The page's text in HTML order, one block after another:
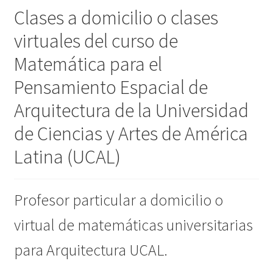
Clases a domicilio o clases
virtuales del curso de
Matemática para el
Pensamiento Espacial de
Arquitectura de la Universidad
de Ciencias y Artes de América
Latina (UCAL)
Profesor particular a domicilio o
virtual de matemáticas universitarias
para Arquitectura UCAL.